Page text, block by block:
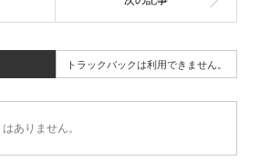
トラックバックは利用できません。
ありません。